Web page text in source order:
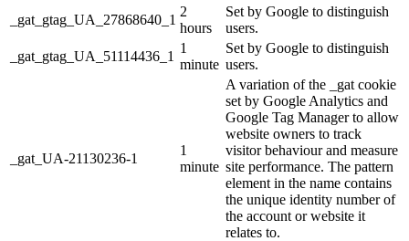
_gat_gtag_UA_27868640_1
2
hours
Set by Google to distinguish
users.
_gat_gtag_UA_51114436_1
1
minute
Set by Google to distinguish
users.
_gat_UA-21130236-1
1
minute
A variation of the _gat cookie
set by Google Analytics and
Google Tag Manager to allow
website owners to track
visitor behaviour and measure
site performance. The pattern
element in the name contains
the unique identity number of
the account or website it
relates to.